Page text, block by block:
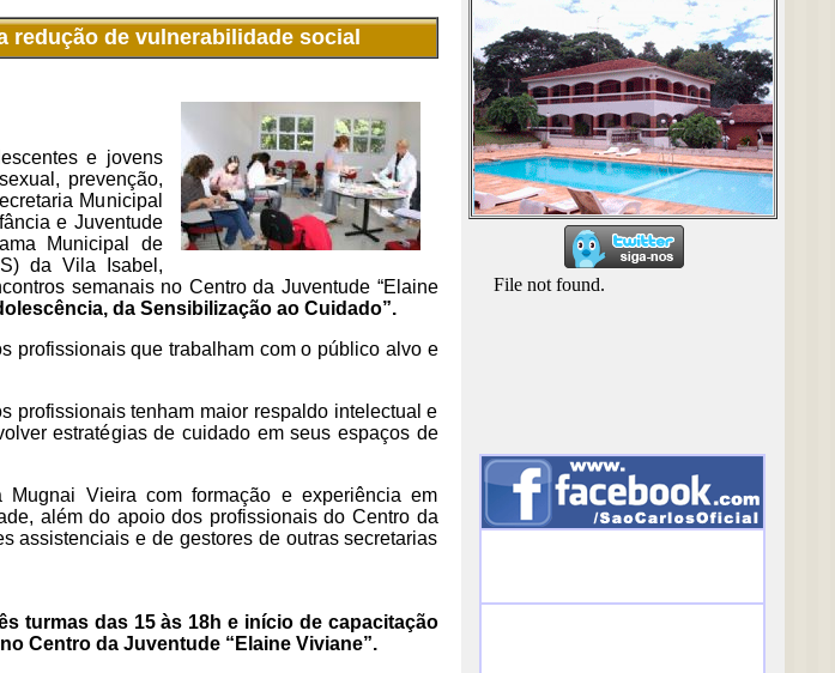
redução de vulnerabilidade social
e jovens
prevenção,
Municipal
e Juventude
Municipal de
da Vila Isabel,
semanais no Centro da Juventude “Elaine
da Sensibilização ao Cuidado”.
profissionais que trabalham com o público alvo e
profissionais tenham maior respaldo intelectual e
estratégias de cuidado em seus espaços de
Vieira com formação e experiência em
além do apoio dos profissionais do Centro da
assistenciais e de gestores de outras secretarias
turmas das 15 às 18h e início de capacitação
Centro da Juventude “Elaine Viviane”.